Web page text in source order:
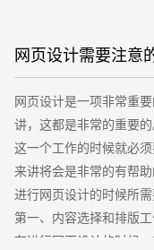
网页设计需要注意
网页设计是一项非常重
讲，这都是非常的重要
这一个工作的时候就必
来讲将会是非常的有帮
进行网页设计的时候所
第一、内容选择和排版
在进行网页设计的时候
您的预